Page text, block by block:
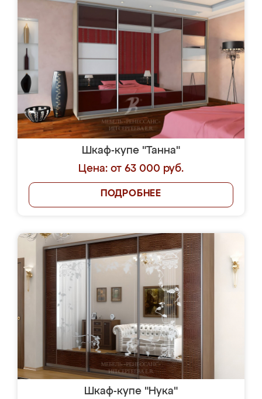
Шкаф-купе "Танна"
Цена: от 63 000 руб.
ПОДРОБНЕЕ
Шкаф-купе "Нука"